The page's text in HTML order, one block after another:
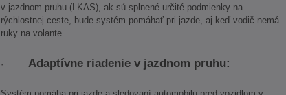
v jazdnom pruhu (LKAS), ak sú splnené určité podmienky na
rýchlostnej ceste, bude systém pomáhať pri jazde, aj keď vodič nemá
ruky na volante.
· Adaptívne riadenie v jazdnom pruhu: